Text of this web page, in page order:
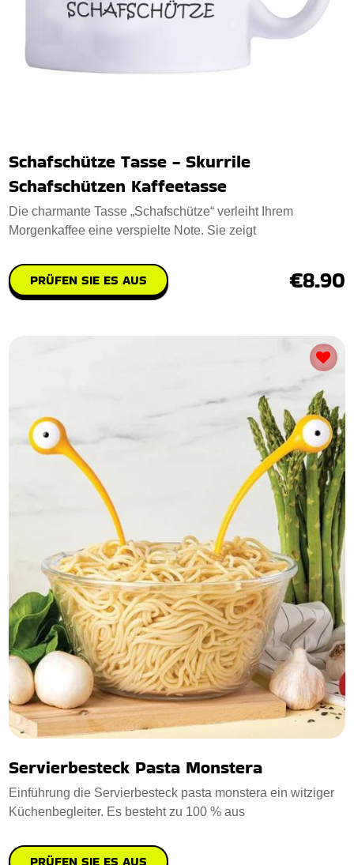
Schafschütze Tasse - Skurrile
Schafschützen Kaffeetasse
Die charmante Tasse „Schafschütze“ verleiht Ihrem
Morgenkaffee eine verspielte Note. Sie zeigt
PRÜFEN SIE ES AUS €8.90
Servierbesteck Pasta Monstera
Einführung die Servierbesteck pasta monstera ein witziger
Küchenbegleiter. Es besteht zu 100 % aus